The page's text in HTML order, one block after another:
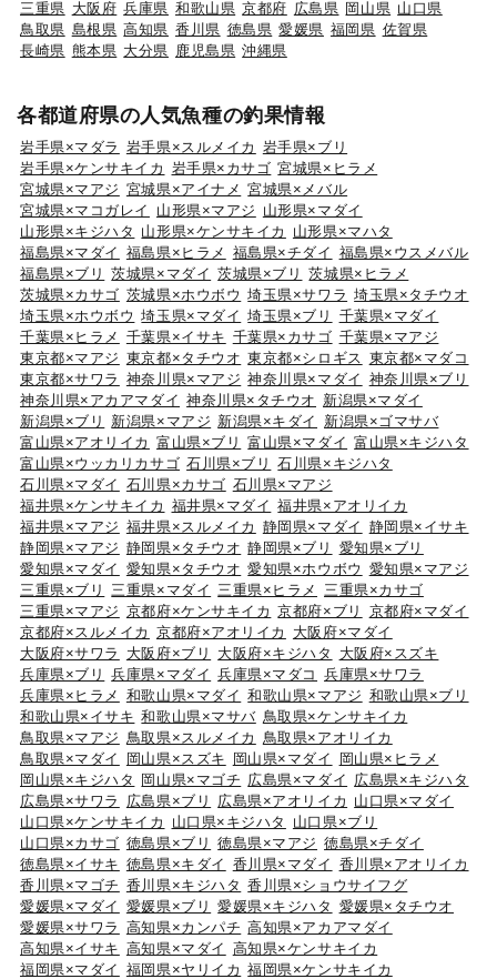
三重県 大阪府 兵庫県 和歌山県 京都府 広島県 岡山県 山口県
鳥取県 島根県 高知県 香川県 徳島県 愛媛県 福岡県 佐賀県
長崎県 熊本県 大分県 鹿児島県 沖縄県
各都道府県の人気魚種の釣果情報
岩手県×マダラ 岩手県×スルメイカ 岩手県×ブリ
岩手県×ケンサキイカ 岩手県×カサゴ 宮城県×ヒラメ
宮城県×マアジ 宮城県×アイナメ 宮城県×メバル
宮城県×マコガレイ
山形県×マアジ 山形県×マダイ
山形県×キジハタ 山形県×ケンサキイカ
山形県×マハタ
福島県×マダイ 福島県×ヒラメ 福島県×チダイ 福島県×ウスメバル
福島県×ブリ
茨城県×マダイ 茨城県×ブリ
茨城県×ヒラメ
茨城県×カサゴ 茨城県×ホウボウ 埼玉県×サワラ 埼玉県×タチウオ
埼玉県×ホウボウ 埼玉県×マダイ 埼玉県×ブリ
千葉県×マダイ
千葉県×ヒラメ 千葉県×イサキ 千葉県×カサゴ 千葉県×マアジ
東京都×マアジ 東京都×タチウオ 東京都×シロギス 東京都×マダコ
東京都×サワラ 神奈川県×マアジ 神奈川県×マダイ 神奈川県×ブリ
神奈川県×アカアマダイ 神奈川県×タチウオ 新潟県×マダイ
新潟県×ブリ
新潟県×マアジ 新潟県×キダイ
新潟県×ゴマサバ
富山県×アオリイカ 富山県×ブリ 富山県×マダイ 富山県×キジハタ
富山県×ウッカリカサゴ 石川県×ブリ
石川県×キジハタ
石川県×マダイ 石川県×カサゴ 石川県×マアジ
福井県×ケンサキイカ 福井県×マダイ 福井県×アオリイカ
福井県×マアジ 福井県×スルメイカ 静岡県×マダイ 静岡県×イサキ
静岡県×マアジ 静岡県×タチウオ 静岡県×ブリ
愛知県×ブリ
愛知県×マダイ 愛知県×タチウオ 愛知県×ホウボウ 愛知県×マアジ
三重県×ブリ
三重県×マダイ 三重県×ヒラメ
三重県×カサゴ
三重県×マアジ 京都府×ケンサキイカ 京都府×ブリ
京都府×マダイ
京都府×スルメイカ 京都府×アオリイカ
大阪府×マダイ
大阪府×サワラ
大阪府×ブリ 大阪府×キジハタ
大阪府×スズキ
兵庫県×ブリ
兵庫県×マダイ 兵庫県×マダコ
兵庫県×サワラ
兵庫県×ヒラメ 和歌山県×マダイ 和歌山県×マアジ 和歌山県×ブリ
和歌山県×イサキ 和歌山県×マサバ 鳥取県×ケンサキイカ
鳥取県×マアジ 鳥取県×スルメイカ 鳥取県×アオリイカ
鳥取県×マダイ
岡山県×スズキ 岡山県×マダイ
岡山県×ヒラメ
岡山県×キジハタ
岡山県×マゴチ 広島県×マダイ 広島県×キジハタ
広島県×サワラ
広島県×ブリ 広島県×アオリイカ 山口県×マダイ
山口県×ケンサキイカ
山口県×キジハタ
山口県×ブリ
山口県×カサゴ 徳島県×ブリ 徳島県×マアジ 徳島県×チダイ
徳島県×イサキ 徳島県×キダイ 香川県×マダイ 香川県×アオリイカ
香川県×マゴチ 香川県×キジハタ 香川県×ショウサイフグ
愛媛県×マダイ 愛媛県×ブリ 愛媛県×キジハタ 愛媛県×タチウオ
愛媛県×サワラ 高知県×カンパチ 高知県×アカアマダイ
高知県×イサキ 高知県×マダイ 高知県×ケンサキイカ
福岡県×マダイ 福岡県×ヤリイカ 福岡県×ケンサキイカ